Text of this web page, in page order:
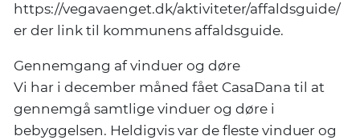
https://vegavaenget.dk/aktiviteter/affaldsguide/
er der link til kommunens affaldsguide.
Gennemgang af vinduer og døre
Vi har i december måned fået CasaDana til at
gennemgå samtlige vinduer og døre i
bebyggelsen. Heldigvis var de fleste vinduer og